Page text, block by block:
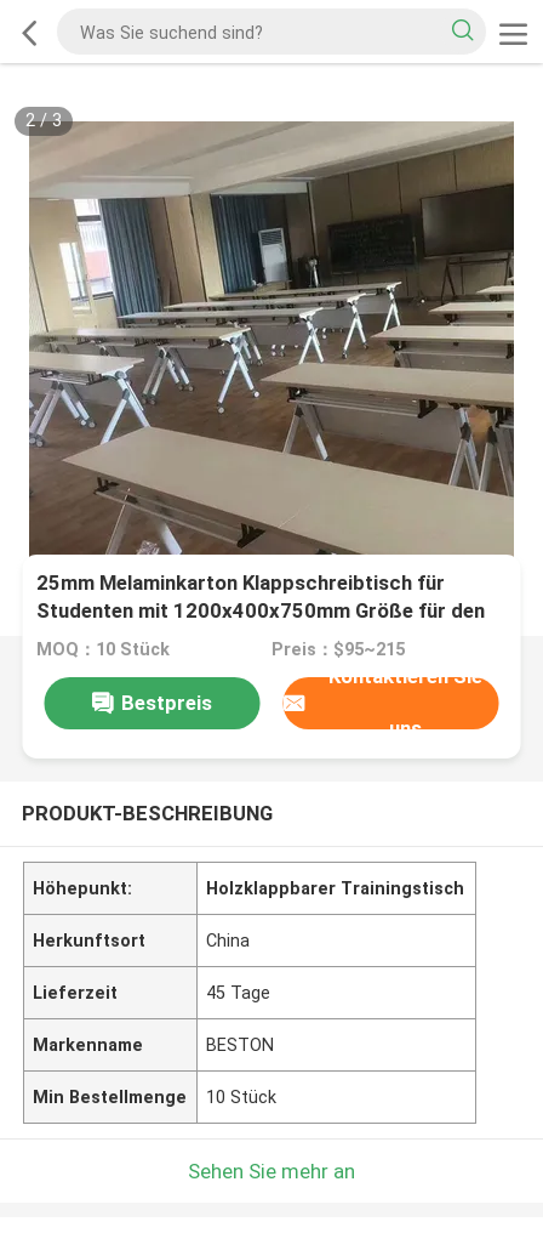
2/3
25mm Melaminkarton Klappschreibtisch für
Studenten mit 1200x400x750mm Größe für den
Unterricht
MOQ：10 Stück Preis：$95~215
Bestpreis
Kontaktieren Sie
uns
PRODUKT-BESCHREIBUNG
Höhepunkt: Holzklappbarer Trainingstisch
Herkunftsort China
Lieferzeit 45 Tage
Markenname BESTON
Min Bestellmenge 10 Stück
Sehen Sie mehr an